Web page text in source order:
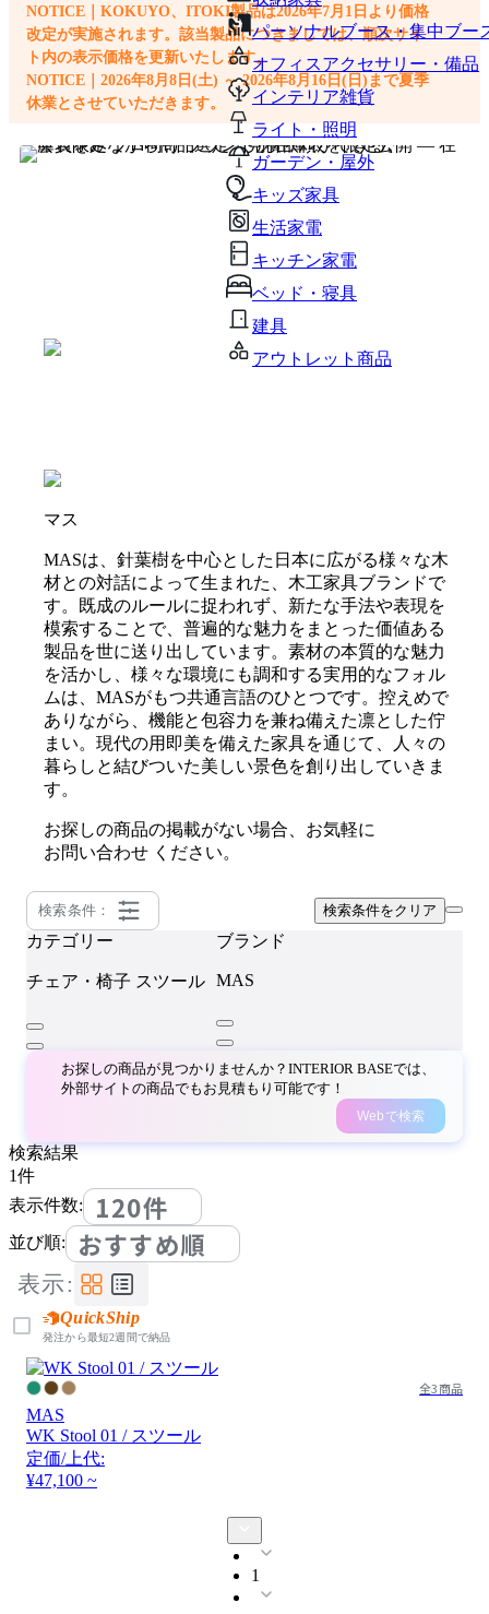
パーソナルブース・集中ブー
オフィスアクセサリー・備品
インテリア雑貨
ライト・照明
ガーデン・屋外
キッズ家具
生活家電
キッチン家電
ベッド・寝具
建具
アウトレット商品
NOTICE｜KOKUYO、ITOKI製品は2026年7月1日より価格
改定が実施されます。該当製品につきましては、順次サイ
ト内の表示価格を更新いたします。
NOTICE｜2026年8月8日(土) ～ 2026年8月16日(日)まで夏季
休業とさせていただきます。
マス
MASは、針葉樹を中心とした日本に広がる様々な木
材との対話によって生まれた、木工家具ブランドで
す。既成のルールに捉われず、新たな手法や表現を
模索することで、普遍的な魅力をまとった価値ある
製品を世に送り出しています。素材の本質的な魅力
を活かし、様々な環境にも調和する実用的なフォル
ムは、MASがもつ共通言語のひとつです。控えめで
ありながら、機能と包容力を兼ね備えた凛とした佇
まい。現代の用即美を備えた家具を通じて、人々の
暮らしと結びついた美しい景色を創り出していきま
す。
お探しの商品の掲載がない場合、お気軽に
お問い合わせ ください。
検索条件： 検索条件をクリア
カテゴリー
チェア・椅子 スツール
ブランド
MAS
お探しの商品が見つかりませんか？INTERIOR BASEでは、
外部サイトの商品でもお見積もり可能です！
Webで検索
検索結果
1件
表示件数:
120件
並び順: おすすめ順
表示:
QuickShip
発注から最短2週間で納品
全3商品
MAS
WK Stool 01 / スツール
定価/上代:
¥47,100 ~
1